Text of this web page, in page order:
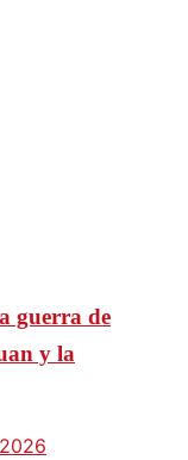
guerra de
y la